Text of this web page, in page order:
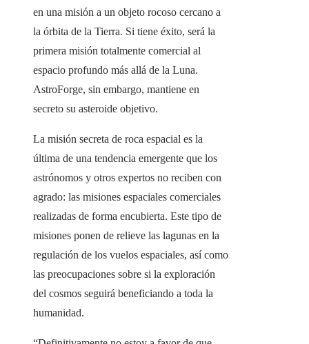
en una misión a un objeto rocoso cercano a
la órbita de la Tierra. Si tiene éxito, será la
primera misión totalmente comercial al
espacio profundo más allá de la Luna.
AstroForge, sin embargo, mantiene en
secreto su asteroide objetivo.
La misión secreta de roca espacial es la
última de una tendencia emergente que los
astrónomos y otros expertos no reciben con
agrado: las misiones espaciales comerciales
realizadas de forma encubierta. Este tipo de
misiones ponen de relieve las lagunas en la
regulación de los vuelos espaciales, así como
las preocupaciones sobre si la exploración
del cosmos seguirá beneficiando a toda la
humanidad.